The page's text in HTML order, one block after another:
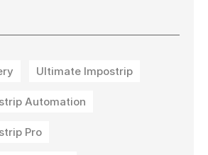
Ultimate Impostrip
Automation
Pro